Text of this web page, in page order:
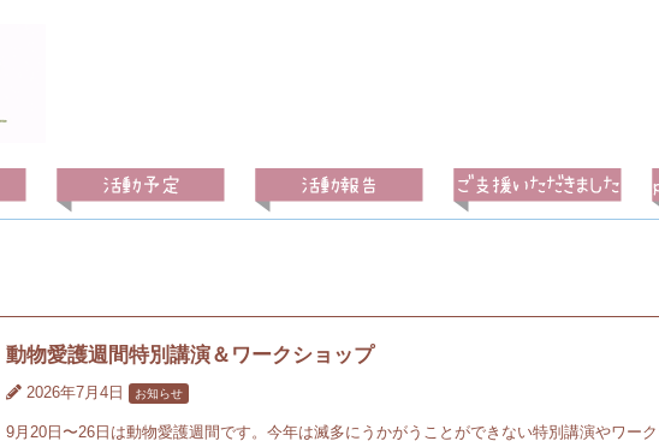
動物愛護週間特別講演＆ワークショップ
2026年7月4日 お知らせ
9月20日〜26日は動物愛護週間です。今年は滅多にうかがうことができない特別講演やワーク